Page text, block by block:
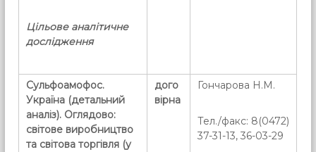
Цільове аналітичне
дослідження
Сульфоамофос.
Україна (детальний
аналіз). Оглядово:
світове виробництво
та світова торгівля (у
дого
вірна
Гончарова Н.М.
Тел./факс: 8(0472)
37-31-13, 36-03-29